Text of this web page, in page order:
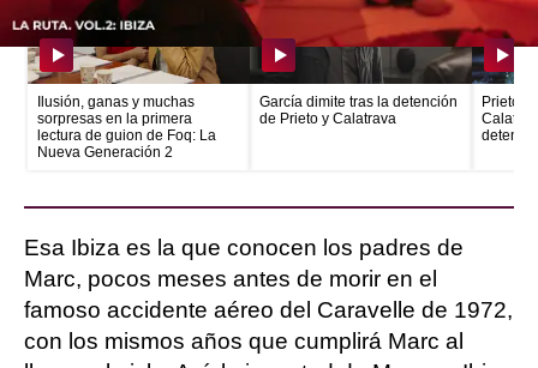
Ilusión, ganas y muchas
sorpresas en la primera
lectura de guion de Foq: La
Nueva Generación 2
García dimite tras la detención
de Prieto y Calatrava
Prieto
Esa Ibiza es la que conocen los padres de
Marc, pocos meses antes de morir en el
famoso accidente aéreo del Caravelle de 1972,
con los mismos años que cumplirá Marc al